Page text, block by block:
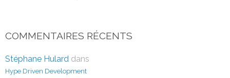
COMMENTAIRES RÉCENTS
Stéphane Hulard dans
Hype Driven Development